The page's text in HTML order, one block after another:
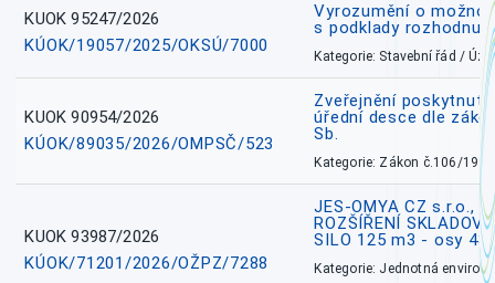
KUOK 95247/2026
KÚOK/19057/2025/OKSÚ/7000
Vyrozumění o
s podklady rozhodnutí
Kategorie: Stavební řád /
KUOK 90954/2026
KÚOK/89035/2026/OMPSČ/523
Zveřejnění
úřední desce dle
Sb.
Kategorie: Zákon č.106/1999
KUOK 93987/2026
KÚOK/71201/2026/OŽPZ/7288
JES-OMYA CZ s.r.o.,
ROZŠÍŘENÍ
SILO 125 m3 - osy
Kategorie: Jednotná